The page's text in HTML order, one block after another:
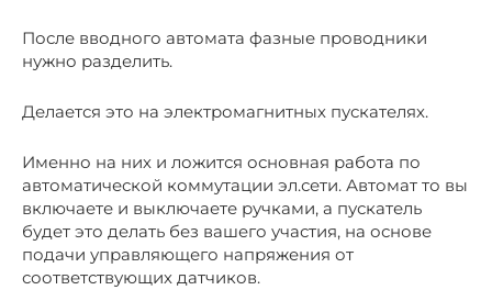
После вводного автомата фазные проводники
нужно разделить.
Делается это на электромагнитных пускателях.
Именно на них и ложится основная работа по
автоматической коммутации эл.сети. Автомат то вы
включаете и выключаете ручками, а пускатель
будет это делать без вашего участия, на основе
подачи управляющего напряжения от
соответствующих датчиков.